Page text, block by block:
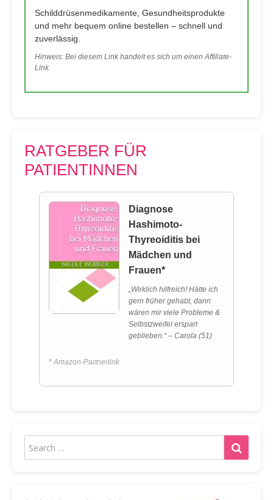
Schilddrüsenmedikamente, Gesundheitsprodukte
und mehr bequem online bestellen – schnell und
zuverlässig.
Hinweis: Bei diesem Link handelt es sich um einen Affiliate-
Link.
RATGEBER FÜR
PATIENTINNEN
Diagnose
Hashimoto-
Thyreoiditis bei
Mädchen und
Frauen*
„Wirklich hilfreich! Hätte ich
gern früher gehabt, dann
wären mir viele Probleme &
Selbstzweifel erspart
geblieben.“ – Carola (51)
* Amazon-Partnerlink